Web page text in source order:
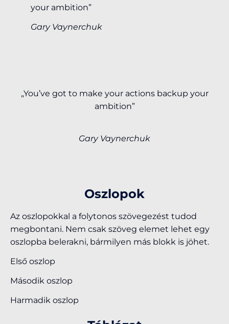
your ambition”
Gary Vaynerchuk
„You’ve got to make your actions backup your
ambition”
Gary Vaynerchuk
Oszlopok
Az oszlopokkal a folytonos szövegezést tudod
megbontani. Nem csak szöveg elemet lehet egy
oszlopba belerakni, bármilyen más blokk is jöhet.
Első oszlop
Második oszlop
Harmadik oszlop